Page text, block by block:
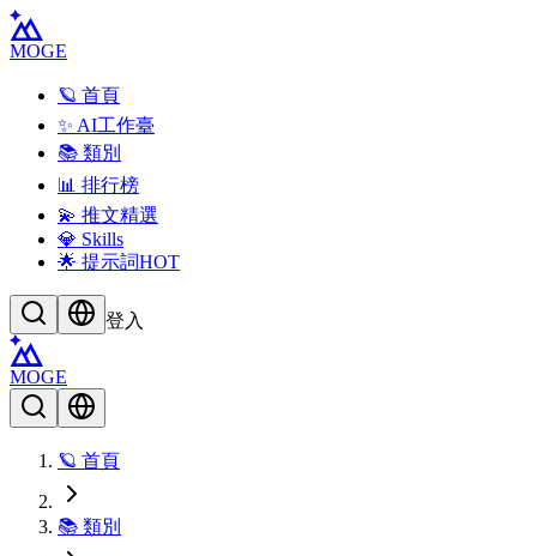
MOGE
🪐 首頁
✨ AI工作臺
📚 類別
📊 排行榜
💫 推文精選
💎 Skills
🌟 提示詞HOT
登入
MOGE
🪐 首頁
📚 類別